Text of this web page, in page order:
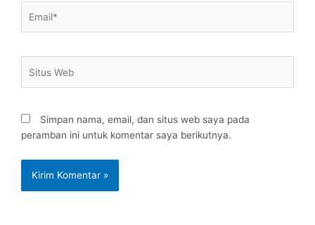
Web
Simpan nama, email, dan situs web saya pada
peramban ini untuk komentar saya berikutnya.